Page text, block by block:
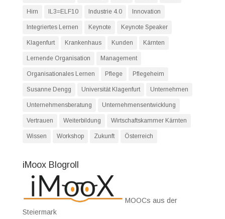
Hirn IL3=ELF10 Industrie 4.0 Innovation
Integriertes Lernen Keynote Keynote Speaker
Klagenfurt Krankenhaus Kunden Kärnten
Lernende Organisation Management
Organisationales Lernen Pflege Pflegeheim
Susanne Dengg Universität Klagenfurt Unternehmen
Unternehmensberatung Unternehmensentwicklung
Vertrauen Weiterbildung Wirtschaftskammer Kärnten
Wissen Workshop Zukunft Österreich
iMoox Blogroll
MOOCs aus der
Steiermark